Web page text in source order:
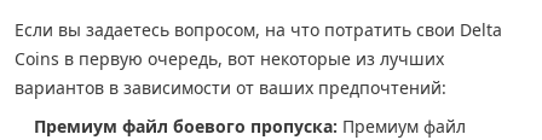
Если вы задаетесь вопросом, на что потратить свои Delta
Coins в первую очередь, вот некоторые из лучших
вариантов в зависимости от ваших предпочтений:
Премиум файл боевого пропуска: Премиум файл